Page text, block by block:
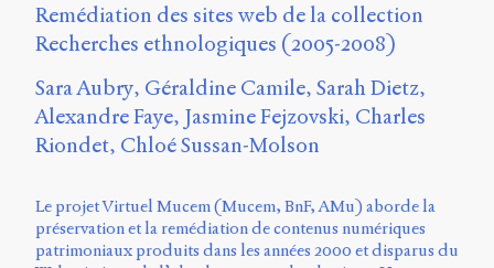
En
ligne
Mastodon
Université
Sherbrooke
Campus
de
Remédiation des sites web de la collection
Recherches ethnologiques (2005-2008)
Sara Aubry Géraldine Camile Sarah Dietz
Alexandre Faye Jasmine Fejzovski Charles
Riondet Chloé Sussan-Molson
Le projet Virtuel Mucem (Mucem, BnF, AMu) aborde la
préservation et la remédiation de contenus numériques
patrimoniaux produits dans les années 2000 et disparus du